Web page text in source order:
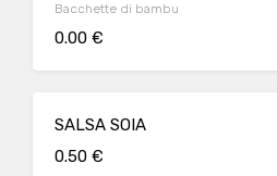
Bacchette di bambu
0.00 €
SALSA SOIA
0.50 €